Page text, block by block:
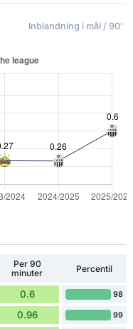
Inblandning i mål / 90'
Per 90
minuter
Percentil
0.6 98
0.96 99